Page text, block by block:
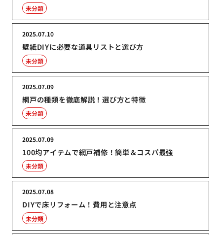
未分類
壁紙DIYに必要な道具リストと選び方
2025.07.10
未分類
網戸の種類を徹底解説！選び方と特徴
2025.07.09
未分類
100均アイテムで網戸補修！簡単＆コスパ最強
2025.07.09
未分類
DIYで床リフォーム！費用と注意点
2025.07.08
未分類